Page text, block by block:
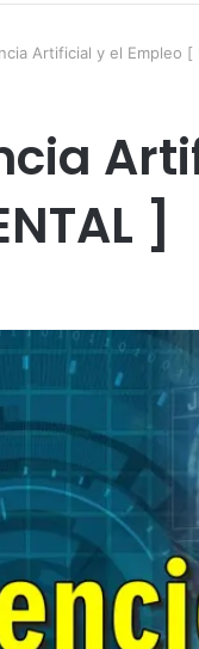
Artificial y el Empleo [
]